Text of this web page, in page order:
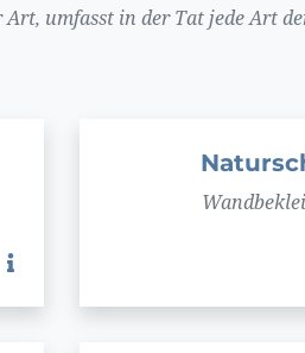
umfasst in der Tat jede Art